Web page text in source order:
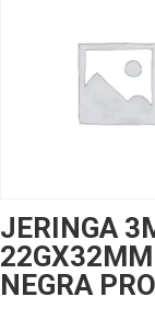
JERINGA
22GX32MM
NEGRA